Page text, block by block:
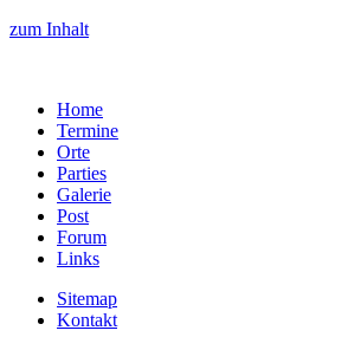
zum Inhalt
Home
Termine
Orte
Parties
Galerie
Post
Forum
Links
Sitemap
Kontakt